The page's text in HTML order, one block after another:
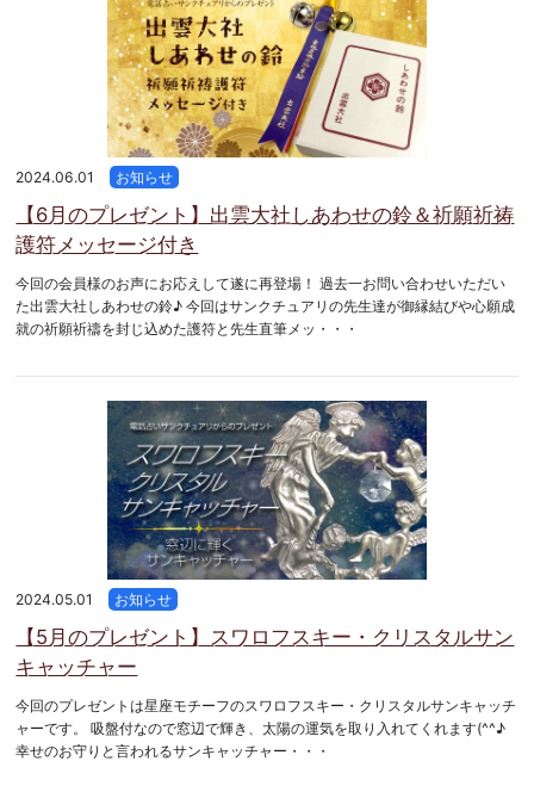
2024.06.01 お知らせ
【6月のプレゼント】出雲大社しあわせの鈴＆祈願祈祷
護符メッセージ付き
今回の会員様のお声にお応えして遂に再登場！ 過去一お問い合わせいただい
た出雲大社しあわせの鈴♪ 今回はサンクチュアリの先生達が御縁結びや心願成
就の祈願祈禱を封じ込めた護符と先生直筆メッ・・・
2024.05.01 お知らせ
【5月のプレゼント】スワロフスキー・クリスタルサン
キャッチャー
今回のプレゼントは星座モチーフのスワロフスキー・クリスタルサンキャッチ
ャーです。 吸盤付なので窓辺で輝き、太陽の運気を取り入れてくれます(^^♪
幸せのお守りと言われるサンキャッチャー・・・